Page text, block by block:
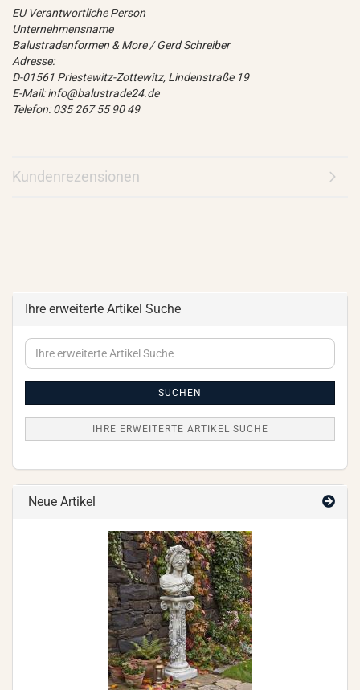
EU Verantwortliche Person
Unternehmensname
Balustradenformen & More / Gerd Schreiber
Adresse:
D-01561 Priestewitz-Zottewitz, Lindenstraße 19
E-Mail: info@balustrade24.de
Telefon: 035 267 55 90 49
Kundenrezensionen
Ihre erweiterte Artikel Suche
Ihre
erweiterte
SUCHEN
IHRE ERWEITERTE ARTIKEL SUCHE
Neue Artikel